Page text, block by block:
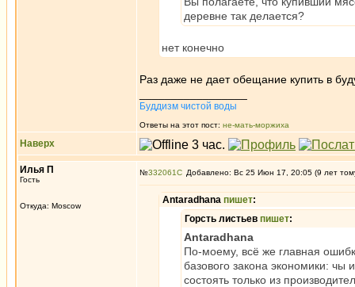
деревне так делается?
нет конечно
Раз даже не дает обещание купить в
Буддизм чистой воды
Ответы на этот пост: не-мать-моржиха
Наверх
Илья П
Гость
Откуда: Moscow
№332061 Добавлено: Вс 25 Июн 17, 20:05 (9 лет
Antaradhana пишет:
Горсть листьев пишет:
Antaradhana
По-моему, всё же главная
базового закона экономики:
состоять только из